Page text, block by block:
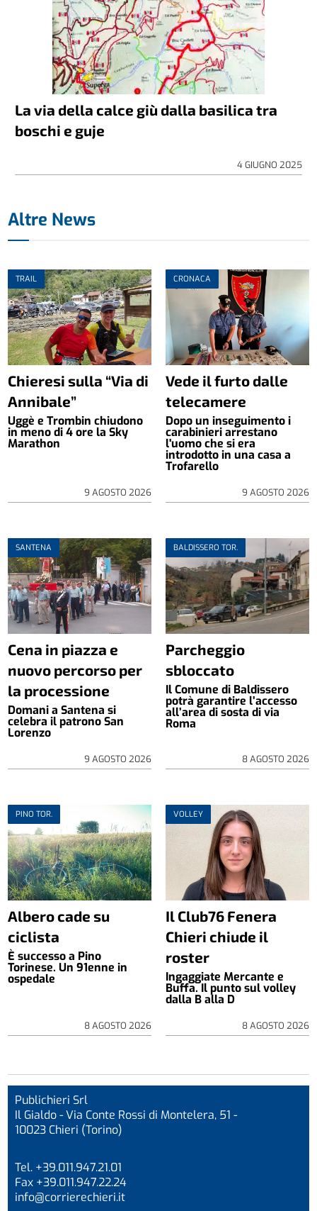
La via della calce giù dalla basilica tra
boschi e guje
4 GIUGNO 2025
Altre News
TRAIL
Chieresi sulla “Via di
Annibale”
Uggè e Trombin chiudono
in meno di 4 ore la Sky
Marathon
9 AGOSTO 2026
CRONACA
Vede il furto dalle
telecamere
Dopo un inseguimento i
carabinieri arrestano
l'uomo che si era
introdotto in una casa a
Trofarello
9 AGOSTO 2026
SANTENA
Cena in piazza e
nuovo percorso per
la processione
Domani a Santena si
celebra il patrono San
Lorenzo
9 AGOSTO 2026
BALDISSERO TOR.
Parcheggio
sbloccato
Il Comune di Baldissero
potrà garantire l’accesso
all’area di sosta di via
Roma
8 AGOSTO 2026
PINO TOR.
Albero cade su
ciclista
È successo a Pino
Torinese. Un 91enne in
ospedale
8 AGOSTO 2026
VOLLEY
Il Club76 Fenera
Chieri chiude il
roster
Ingaggiate Mercante e
Buffa. Il punto sul volley
dalla B alla D
8 AGOSTO 2026
Publichieri Srl
Il Gialdo - Via Conte Rossi di Montelera, 51 -
10023 Chieri (Torino)
Tel. +39.011.947.21.01
Fax +39.011.947.22.24
info@corrierechieri.it